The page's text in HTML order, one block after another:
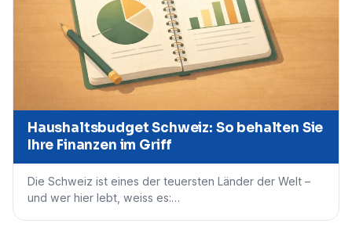
Haushaltsbudget Schweiz: So behalten Sie
Ihre Finanzen im Griff
Die Schweiz ist eines der teuersten Länder der Welt –
und wer hier lebt, weiss es:…